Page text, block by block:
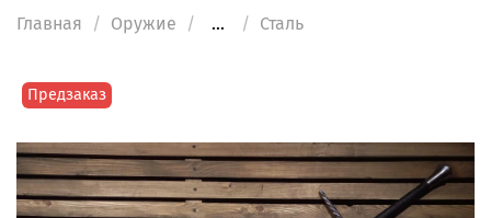
Главная Оружие ... Сталь
Предзаказ